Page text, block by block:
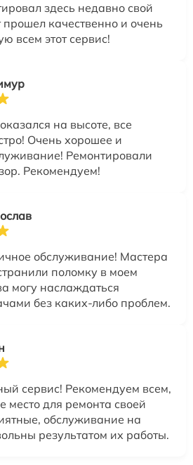
здесь недавно свой
прошел качественно и очень
всем этот сервис!
на высоте, все
Очень хорошее и
Ремонтировали
Рекомендуем!
обслуживание! Мастера
поломку в моем
могу наслаждаться
без каких-либо проблем.
сервис! Рекомендуем всем,
место для ремонта своей
обслуживание на
результатом их работы.